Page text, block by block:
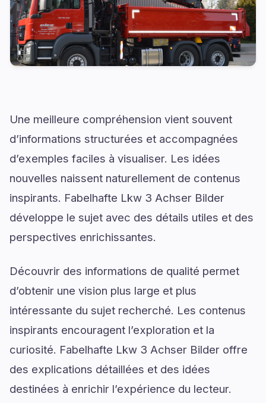
Une meilleure compréhension vient souvent
d’informations structurées et accompagnées
d’exemples faciles à visualiser. Les idées
nouvelles naissent naturellement de contenus
inspirants. Fabelhafte Lkw 3 Achser Bilder
développe le sujet avec des détails utiles et des
perspectives enrichissantes.
Découvrir des informations de qualité permet
d’obtenir une vision plus large et plus
intéressante du sujet recherché. Les contenus
inspirants encouragent l’exploration et la
curiosité. Fabelhafte Lkw 3 Achser Bilder offre
des explications détaillées et des idées
destinées à enrichir l’expérience du lecteur.